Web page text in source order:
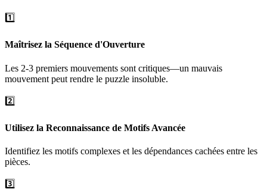
1️⃣
Maîtrisez la Séquence d'Ouverture
Les 2-3 premiers mouvements sont critiques—un mauvais
mouvement peut rendre le puzzle insoluble.
2️⃣
Utilisez la Reconnaissance de Motifs Avancée
Identifiez les motifs complexes et les dépendances cachées entre les
pièces.
3️⃣